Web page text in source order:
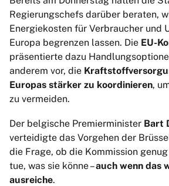
Regierungschefs darüber beraten,
Energiekosten für Verbraucher und
Europa begrenzen lassen. Die EU-
präsentierte dazu
anderem vor, die
Europas stärker zu koordinieren,
zu vermeiden.
Der belgische Premierminister Bart
verteidigte das Vorgehen der
die Frage, ob die Kommission
tue, was sie könne –auch wenn das
ausreiche.